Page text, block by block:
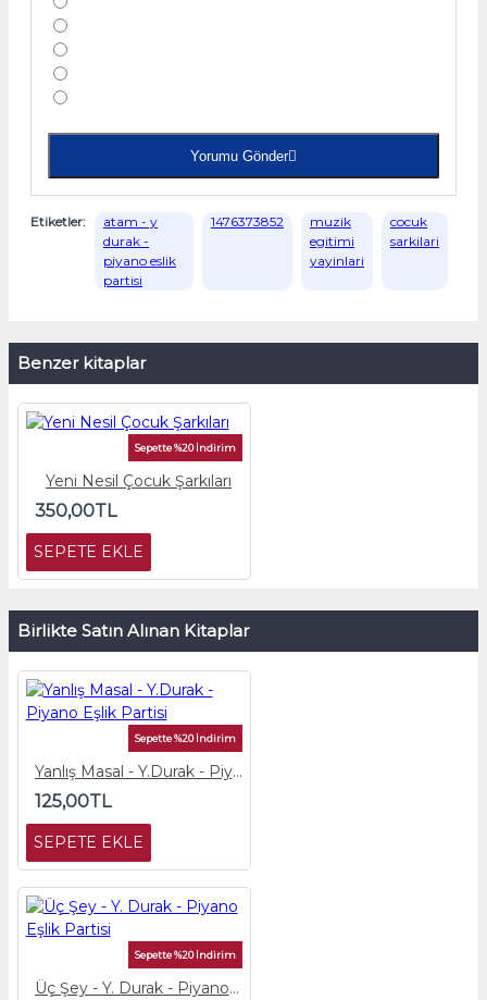
Yorumu Gönder
Etiketler:
atam - y
durak -
piyano eslik
partisi
1476373852
muzik
egitimi
yayinlari
cocuk
sarkilari
Benzer kitaplar
Sepette %20 İndirim
Yeni Nesil Çocuk Şarkıları
350,00TL
SEPETE EKLE
Birlikte Satın Alınan Kitaplar
Sepette %20 İndirim
Yanlış Masal - Y.Durak - Piyano Eşlik Partisi
125,00TL
SEPETE EKLE
Sepette %20 İndirim
Üç Şey - Y. Durak - Piyano Eşlik Partisi